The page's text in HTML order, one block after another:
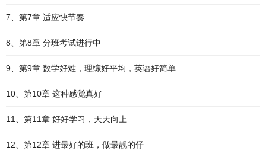
7、第7章 适应快节奏
8、第8章 分班考试进行中
9、第9章 数学好难，理综好平均，英语好简单
10、第10章 这种感觉真好
11、第11章 好好学习，天天向上
12、第12章 进最好的班，做最靓的仔